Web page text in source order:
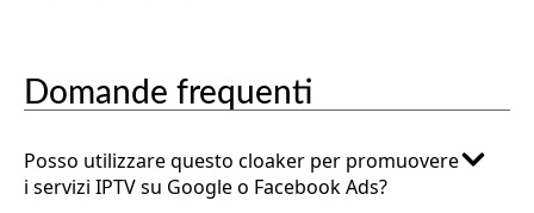
Domande frequenti
Posso utilizzare questo cloaker per promuovere
i servizi IPTV su Google o Facebook Ads?